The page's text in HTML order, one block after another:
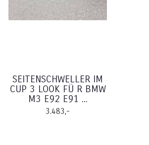
SEITENSCHWELLER IM
CUP 3 LOOK FÜ R BMW
M3 E92 E91 ...
3.483,-